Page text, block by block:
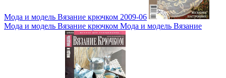
Мода и модель Вязание крючком 2009-06
Мода и модель Вязание крючком Мода и модель Вязание